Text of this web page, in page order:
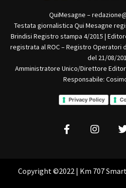
QuiMesagne –
Testata giornalistica Qui Mesagne
Brindisi Registro stampa 4/2015 |
registrata al ROC – Registro Operatori
del 21/08/
Amministratore Unico/Direttore
Responsabile:
Privacy Policy
Copyright ©2022 | Km 707 Smart